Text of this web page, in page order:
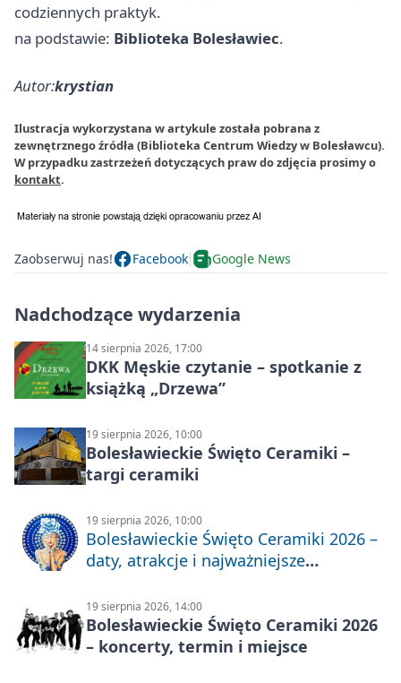
codziennych praktyk.
na podstawie: Biblioteka Bolesławiec.
Autor:krystian
Ilustracja wykorzystana w artykule została pobrana z
zewnętrznego źródła (Biblioteka Centrum Wiedzy w Bolesławcu).
W przypadku zastrzeżeń dotyczących praw do zdjęcia prosimy o
kontakt.
Zaobserwuj nas! Facebook Google News
Nadchodzące wydarzenia
14 sierpnia 2026, 17:00
DKK Męskie czytanie – spotkanie z
książką „Drzewa”
19 sierpnia 2026, 10:00
Bolesławieckie Święto Ceramiki –
targi ceramiki
19 sierpnia 2026, 10:00
Bolesławieckie Święto Ceramiki 2026 –
daty, atrakcje i najważniejsze
19 sierpnia 2026, 14:00
Bolesławieckie Święto Ceramiki 2026
– koncerty, termin i miejsce